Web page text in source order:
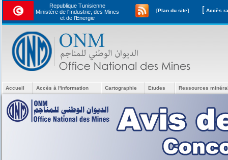
Republique Tunisienne
Ministère de l'Industrie, des Mines
et de l’Energie
[Plan du site] [
Accueil Accès à l'information Cartographie Etudes Ressources